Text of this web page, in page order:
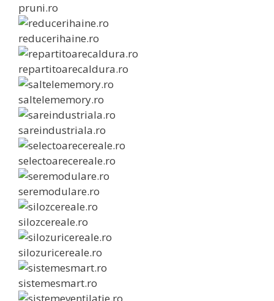
pruni.ro
reducerihaine.ro
repartitoarecaldura.ro
saltelememory.ro
sareindustriala.ro
selectoarecereale.ro
seremodulare.ro
silozcereale.ro
silozuricereale.ro
sistemesmart.ro